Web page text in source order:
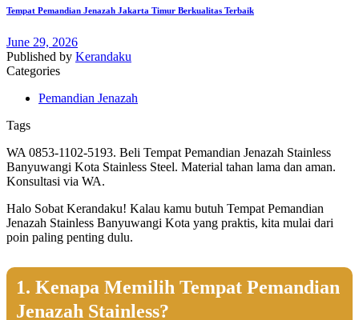
Tempat Pemandian Jenazah Jakarta Timur Berkualitas Terbaik
June 29, 2026
Published by Kerandaku
Categories
Pemandian Jenazah
Tags
WA 0853-1102-5193. Beli Tempat Pemandian Jenazah Stainless
Banyuwangi Kota Stainless Steel. Material tahan lama dan aman.
Konsultasi via WA.
Halo Sobat Kerandaku! Kalau kamu butuh Tempat Pemandian
Jenazah Stainless Banyuwangi Kota yang praktis, kita mulai dari
poin paling penting dulu.
1. Kenapa Memilih Tempat Pemandian
Jenazah Stainless?